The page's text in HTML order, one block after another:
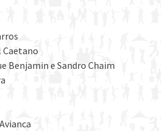
Caetano
Benjamin e Sandro Chaim